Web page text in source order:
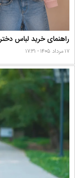
راهنمای خرید لباس
۱۷ مرداد ۱۴۰۵ - ۱۷:۳۱